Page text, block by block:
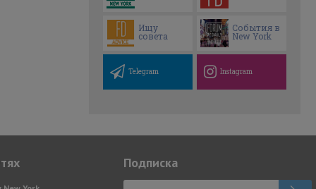
Ищу
совета
События в
New York
Telegram Instagram
Подписка